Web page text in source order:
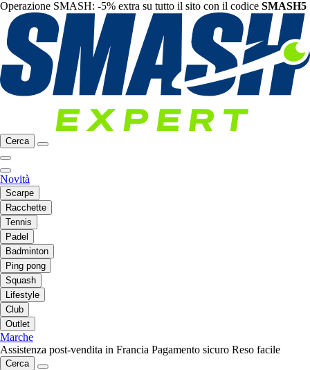
Operazione SMASH: -5% extra su tutto il sito con il codice SMASH5
Cerca
Novità
Scarpe
Racchette
Tennis
Padel
Badminton
Ping pong
Squash
Lifestyle
Club
Outlet
Marche
Assistenza post-vendita in Francia Pagamento sicuro Reso facile
Cerca